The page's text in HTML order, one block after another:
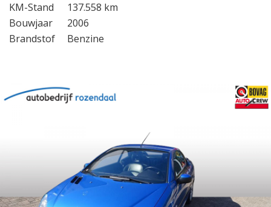
KM-Stand
137.558 km
Bouwjaar
2006
Brandstof
Benzine